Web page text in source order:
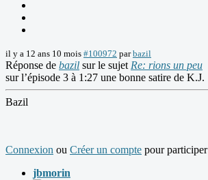
il y a 12 ans 10 mois #100972 parbazil
Réponse de bazil sur le sujet Re: rions un peu
sur l’épisode 3 à 1:27 une bonne satire de K.J.
Bazil
Connexion ou Créer un compte pour
jbmorin